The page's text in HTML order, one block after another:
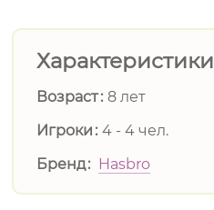
Характеристики
Возраст 8 лет
Игроки 4 - 4 чел.
Бренд
Hasbro